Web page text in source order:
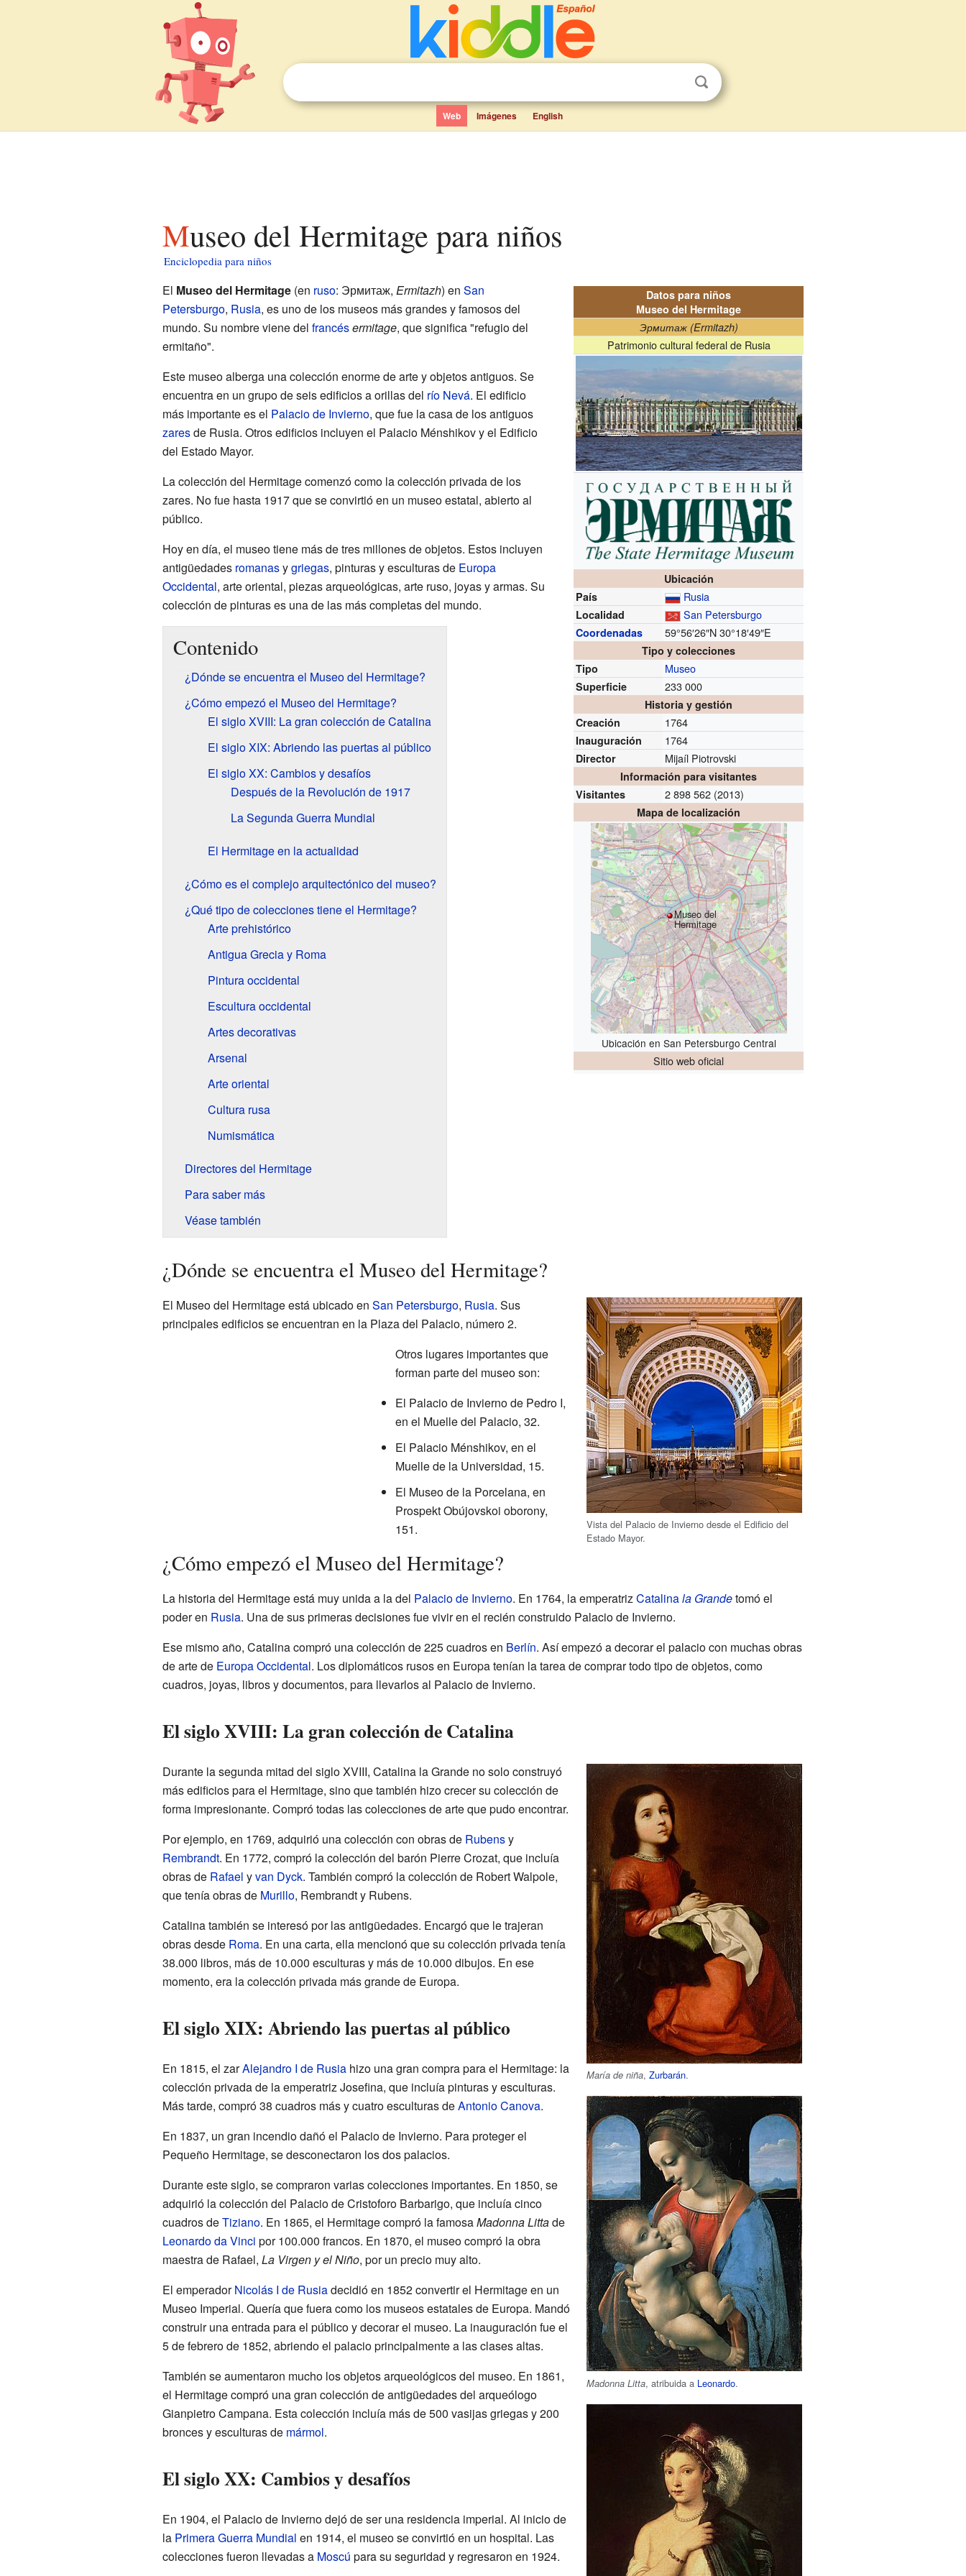
Web Imágenes English
Museo del Hermitage para niños
Enciclopedia para niños
Datos para niños
Museo del Hermitage
Эрмитаж (Ermitazh)
Patrimonio cultural federal de Rusia
Ubicación
País
Rusia
Localidad San Petersburgo
Coordenadas 59°56′26″N 30°18′49″E
Tipo y colecciones
Tipo
Museo
Superficie 233 000
Historia y gestión
Creación
1764
Inauguración 1764
Director Mijaíl Piotrovski
Información para visitantes
Visitantes
2 898 562 (2013)
Mapa de localización
Museo del
Hermitage
Ubicación en San Petersburgo Central
Sitio web oficial
El Museo del Hermitage(en ruso: Эрмитаж, Ermitazh) en San
Petersburgo, Rusia, es uno de los museos más grandes y famosos del
mundo. Su nombre viene del francésermitage, que significa "refugio del
ermitaño".
Este museo alberga una colección enorme de arte y objetos antiguos. Se
encuentra en un grupo de seis edificios a orillas del río Nevá. El edificio
más importante es el Palacio de Invierno, que fue la casa de los antiguos
zaresde Rusia. Otros edificios incluyen el Palacio Ménshikov y el Edificio
del Estado Mayor.
La colección del Hermitage comenzó como la colección privada de los
zares. No fue hasta 1917 que se convirtió en un museo estatal, abierto al
público.
Hoy en día, el museo tiene más de tres millones de objetos. Estos incluyen
antigüedades romanasygriegas, pinturas y esculturas de Europa
Occidental, arte oriental, piezas arqueológicas, arte ruso, joyas y armas. Su
colección de pinturas es una de las más completas del mundo.
Contenido
¿Dónde se encuentra el Museo del Hermitage?
¿Cómo empezó el Museo del Hermitage?
El siglo XVIII: La gran colección de Catalina
El siglo XIX: Abriendo las puertas al público
El siglo XX: Cambios y desafíos
Después de la Revolución de 1917
La Segunda Guerra Mundial
El Hermitage en la actualidad
¿Cómo es el complejo arquitectónico del museo?
¿Qué tipo de colecciones tiene el Hermitage?
Arte prehistórico
Antigua Grecia y Roma
Pintura occidental
Escultura occidental
Artes decorativas
Arsenal
Arte oriental
Cultura rusa
Numismática
Directores del Hermitage
Para saber más
Véase también
¿Dónde se encuentra el Museo del Hermitage?
Vista del Palacio de Invierno desde el Edificio del
Estado Mayor.
El Museo del Hermitage está ubicado en San Petersburgo, Rusia. Sus
principales edificios se encuentran en la Plaza del Palacio, número 2.
Otros lugares importantes que
forman parte del museo son:
El Palacio de Invierno de Pedro I,
en el Muelle del Palacio, 32.
El Palacio Ménshikov, en el
Muelle de la Universidad, 15.
El Museo de la Porcelana, en
Prospekt Obújovskoi oborony,
151.
¿Cómo empezó el Museo del Hermitage?
La historia del Hermitage está muy unida a la del Palacio de Invierno. En 1764, la emperatrizCatalinala Grandetomó el
poder en Rusia. Una de sus primeras decisiones fue vivir en el recién construido Palacio de Invierno.
Ese mismo año, Catalina compró una colección de 225 cuadros en Berlín. Así empezó a decorar el palacio con muchas obras
de arte de Europa Occidental. Los diplomáticos rusos en Europa tenían la tarea de comprar todo tipo de objetos, como
cuadros, joyas, libros y documentos, para llevarlos al Palacio de Invierno.
El siglo XVIII: La gran colección de Catalina
María de niña,Zurbarán.
Durante la segunda mitad del siglo XVIII, Catalina la Grande no solo construyó
más edificios para el Hermitage, sino que también hizo crecer su colección de
forma impresionante. Compró todas las colecciones de arte que pudo encontrar.
Por ejemplo, en 1769, adquirió una colección con obras de Rubensy
Rembrandt. En 1772, compró la colección del barón Pierre Crozat, que incluía
obras de Rafael yvan Dyck. También compró la colección de Robert Walpole,
que tenía obras de Murillo, Rembrandt y Rubens.
Catalina también se interesó por las antigüedades. Encargó que le trajeran
obras desde Roma. En una carta, ella mencionó que su colección privada tenía
38.000 libros, más de 10.000 esculturas y más de 10.000 dibujos. En ese
momento, era la colección privada más grande de Europa.
El siglo XIX: Abriendo las puertas al público
Madonna Litta, atribuida a Leonardo.
En 1815, el zarAlejandro I de Rusiahizo una gran compra para el Hermitage: la
colección privada de la emperatriz Josefina, que incluía pinturas y esculturas.
Más tarde, compró 38 cuadros más y cuatro esculturas deAntonio Canova.
En 1837, un gran incendio dañó el Palacio de Invierno. Para proteger el
Pequeño Hermitage, se desconectaron los dos palacios.
Durante este siglo, se compraron varias colecciones importantes. En 1850, se
adquirió la colección del Palacio de Cristoforo Barbarigo, que incluía cinco
cuadros deTiziano. En 1865, el Hermitage compró la famosaMadonna Littade
Leonardo da Vinci por 100.000 francos. En 1870, el museo compró la obra
maestra de Rafael, La Virgen y el Niño, por un precio muy alto.
El emperadorNicolás I de Rusiadecidió en 1852 convertir el Hermitage en un
Museo Imperial. Quería que fuera como los museos estatales de Europa. Mandó
construir una entrada para el público y decorar el museo. La inauguración fue el
5 de febrero de 1852, abriendo el palacio principalmente a las clases altas.
También se aumentaron mucho los objetos arqueológicos del museo. En 1861,
el Hermitage compró una gran colección de antigüedades del arqueólogo
Gianpietro Campana. Esta colección incluía más de 500 vasijas griegas y 200
bronces y esculturas de mármol.
El siglo XX: Cambios y desafíos
En 1904, el Palacio de Invierno dejó de ser una residencia imperial. Al inicio de
la Primera Guerra Mundial en 1914, el museo se convirtió en un hospital. Las
colecciones fueron llevadas a Moscú para su seguridad y regresaron en 1924.